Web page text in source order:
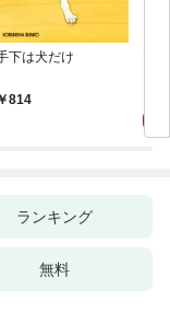
下は犬だけ
814
ランキング
無料